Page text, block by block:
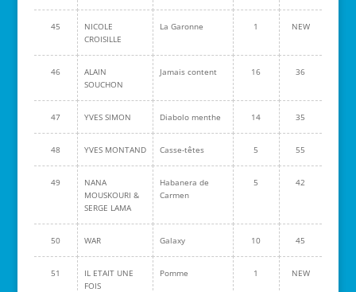
45
NICOLE
CROISILLE
La Garonne 1 NEW
46
ALAIN
SOUCHON
Jamais content 16 36
47 YVES SIMON Diabolo menthe 14 35
48 YVES MONTAND Casse-têtes 5 55
49
NANA
MOUSKOURI &
SERGE LAMA
Habanera de
Carmen
5 42
50 WAR Galaxy 10 45
51
IL ETAIT UNE
FOIS
Pomme 1 NEW